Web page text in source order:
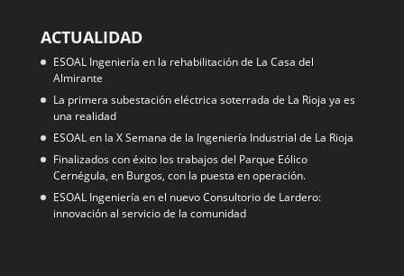
ACTUALIDAD
ESOAL Ingeniería en la rehabilitación de La Casa del
Almirante
La primera subestación eléctrica soterrada de La Rioja ya es
una realidad
ESOAL en la X Semana de la Ingeniería Industrial de La Rioja
Finalizados con éxito los trabajos del Parque Eólico
Cernégula, en Burgos, con la puesta en operación.
ESOAL Ingeniería en el nuevo Consultorio de Lardero:
innovación al servicio de la comunidad